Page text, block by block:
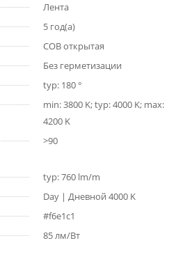
Лента
5 год(а)
COB открытая
Без герметизации
typ: 180 °
min: 3800 K; typ: 4000 K; max:
4200 K
>90
typ: 760 lm/m
Day | Дневной 4000 K
#f6e1c1
85 лм/Вт